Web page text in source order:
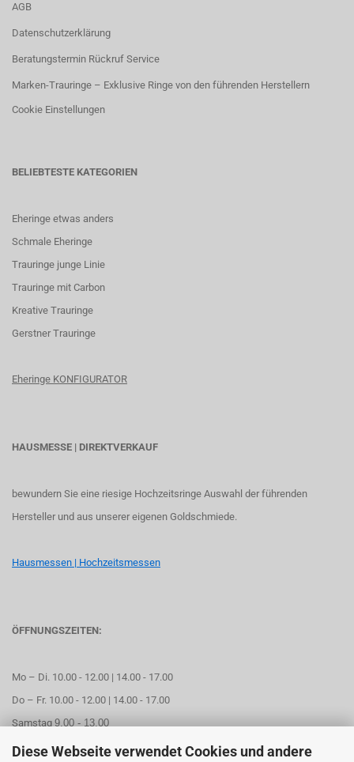
Diese Webseite verwendet Cookies und andere
AGB
Datenschutzerklärung
Beratungstermin Rückruf Service
Marken-Trauringe – Exklusive Ringe von den führenden Herstellern
Cookie Einstellungen
BELIEBTESTE KATEGORIEN
Eheringe etwas anders
Schmale Eheringe
Trauringe junge Linie
Trauringe mit Carbon
Kreative Trauringe
Gerstner Trauringe
Eheringe KONFIGURATOR
HAUSMESSE | DIREKTVERKAUF
bewundern Sie eine riesige Hochzeitsringe Auswahl der führenden
Hersteller und aus unserer eigenen Goldschmiede.
Hausmessen | Hochzeitsmessen
ÖFFNUNGSZEITEN:
Mo – Di. 10.00 - 12.00 | 14.00 - 17.00
Do – Fr. 10.00 - 12.00 | 14.00 - 17.00
Samstag 9.00 - 13.00
Mittwoch geschlossen